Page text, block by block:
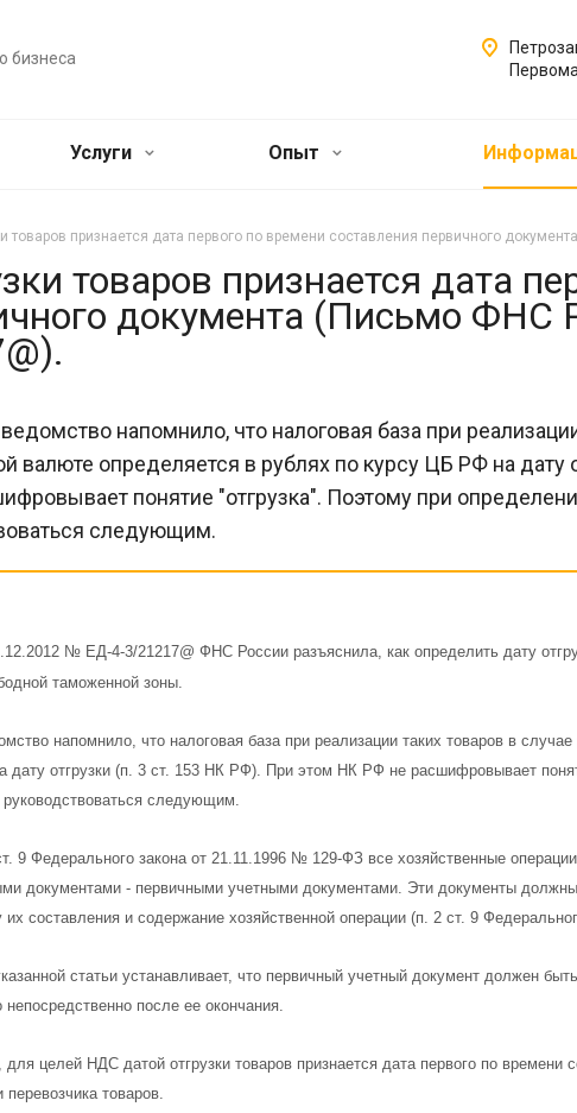
бизнеса
Услуги Опыт
товаров признается дата первого по времени составления первичного
товаров признается дата
документа (Письмо ФНС
напомнило, что налоговая база при
валюте определяется в рублях по курсу ЦБ РФ на
понятие "отгрузка". Поэтому при
следующим.
№ ЕД-4-3/21217@ ФНС России разъяснила, как определить дату
таможенной зоны.
напомнило, что налоговая база при реализации таких товаров в
отгрузки (п. 3 ст. 153 НК РФ). При этом НК РФ не расшифровывает
следующим.
9 Федерального закона от 21.11.1996 № 129-ФЗ все хозяйственные
документами - первичными учетными документами. Эти документы
их составления и содержание хозяйственной операции (п. 2 ст. 9
статьи устанавливает, что первичный учетный документ должен
после ее окончания.
для целей НДС датой отгрузки товаров признается дата первого по
товаров.